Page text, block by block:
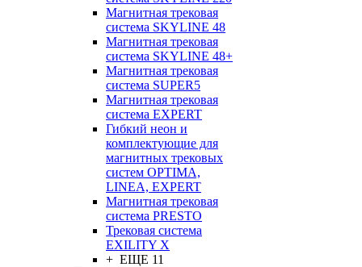
Магнитная трековая
система SKYLINE 48
Магнитная трековая
система SKYLINE 48+
Магнитная трековая
система SUPER5
Магнитная трековая
система EXPERT
Гибкий неон и
комплектующие для
магнитных трековых
систем OPTIMA,
LINEA, EXPERT
Магнитная трековая
система PRESTO
Трековая система
EXILITY X
+ ЕЩЕ 11